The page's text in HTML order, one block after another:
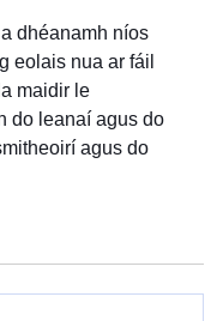
dhéanamh níos
eolais nua ar fáil
maidir le
do leanaí agus do
agus do